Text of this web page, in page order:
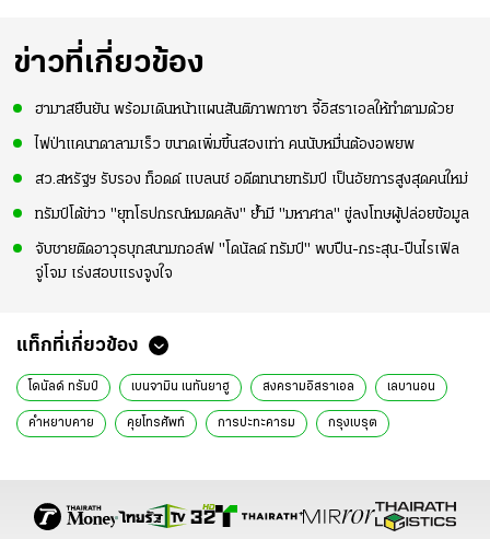
ข่าวที่เกี่ยวข้อง
ฮามาสยืนยัน พร้อมเดินหน้าแผนสันติภาพกาซา จี้อิสราเอลให้ทำตามด้วย
ไฟป่าแคนาดาลามเร็ว ขนาดเพิ่มขึ้นสองเท่า คนนับหมื่นต้องอพยพ
สว.สหรัฐฯ รับรอง ท็อดด์ แบลนช์ อดีตทนายทรัมป์ เป็นอัยการสูงสุดคนใหม่
ทรัมป์โต้ข่าว "ยุทโธปกรณ์หมดคลัง" ย้ำมี "มหาศาล" ขู่ลงโทษผู้ปล่อยข้อมูล
จับชายติดอาวุธบุกสนามกอล์ฟ "โดนัลด์ ทรัมป์" พบปืน-กระสุน-ปืนไรเฟิล
จู่โจม เร่งสอบแรงจูงใจ
แท็กที่เกี่ยวข้อง
โดนัลด์ ทรัมป์ เบนจามิน เนทันยาฮู สงครามอิสราเอล เลบานอน
คำหยาบคาย คุยโทรศัพท์ การปะทะคารม กรุงเบรุต
ข่าวต่างประเทศ ไทยรัฐออนไลน์ เรื่องเด่น